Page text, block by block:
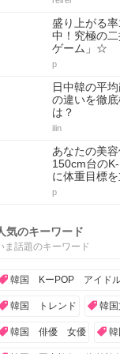
盛り上がる
中！究極の
ゲーム」☆
p
日中韓の平
の違いを徹
は？
ilin
あなたの美
150cm台の
に体重目標
p
気のキーワード
ま話題のキーワード
韓国 KーPOP アイド
韓国 トレンド 韓
韓国 俳優 女優